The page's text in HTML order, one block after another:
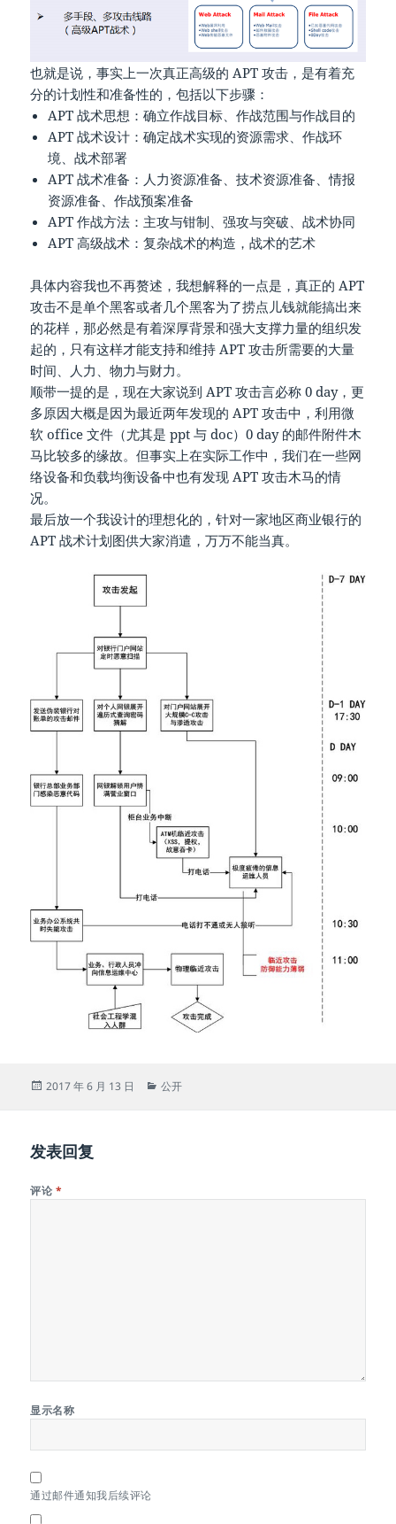
也就是说，事实上一次真正高级的 APT 攻击，是有着充
分的计划性和准备性的，包括以下步骤：
APT 战术思想：确立作战目标、作战范围与作战目的
APT 战术设计：确定战术实现的资源需求、作战环
境、战术部署
APT 战术准备：人力资源准备、技术资源准备、情报
资源准备、作战预案准备
APT 作战方法：主攻与钳制、强攻与突破、战术协同
APT 高级战术：复杂战术的构造，战术的艺术
具体内容我也不再赘述，我想解释的一点是，真正的 APT
攻击不是单个黑客或者几个黑客为了捞点儿钱就能搞出来
的花样，那必然是有着深厚背景和强大支撑力量的组织发
起的，只有这样才能支持和维持 APT 攻击所需要的大量
时间、人力、物力与财力。
顺带一提的是，现在大家说到 APT 攻击言必称 0 day，更
多原因大概是因为最近两年发现的 APT 攻击中，利用微
软 office 文件（尤其是 ppt 与 doc）0 day 的邮件附件木
马比较多的缘故。但事实上在实际工作中，我们在一些网
络设备和负载均衡设备中也有发现 APT 攻击木马的情
况。
最后放一个我设计的理想化的，针对一家地区商业银行的
APT 战术计划图供大家消遣，万万不能当真。
发
2017 年 6 月 13 日
分
公开
发表回复
评论 *
显示名称
通过邮件通知我后续评论